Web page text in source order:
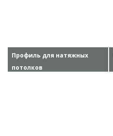
Профиль для натяжных
потолков